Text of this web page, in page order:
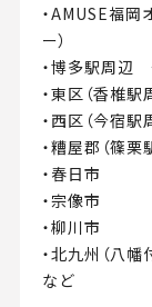
・AMUSE福岡
ー）
・博多駅周
・東区（香椎駅
・西区（今宿駅
・糟屋郡（篠栗
・春日市
・宗像市
・柳川市
・北九州（八幡
など